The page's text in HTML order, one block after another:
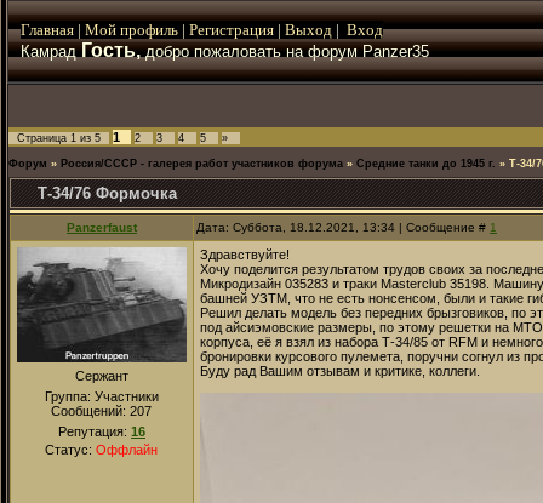
Главная | Мой профиль | Регистрация | Выход | Вход
КамрадГость,добро пожаловать на форум Panzer35
Страница 1 из 5 1 2 3 4 5 »
Форум » Россия/СССР - галерея работ участников форума » Средние танки до 1945 г. » Т-34/
Т-34/76 Формочка
Panzerfaust Дата: Суббота, 18.12.2021, 13:34 | Сообщение # 1
Сержант
Группа: Участники
Сообщений:207
Репутация: 16
Статус:Оффлайн
Здравствуйте!
Хочу поделится результатом трудов своих за
Микродизайн 035283 и траки Masterclub 35198.
башней УЗТМ, что не есть нонсенсом, были и такие
Решил делать модель без передних брызговиков, по
под айсиэмовские размеры, по этому решетки на
корпуса, её я взял из набора Т-34/85 от RFM и
бронировки курсового пулемета, поручни согнул из
Буду рад Вашим отзывам и критике, коллеги.